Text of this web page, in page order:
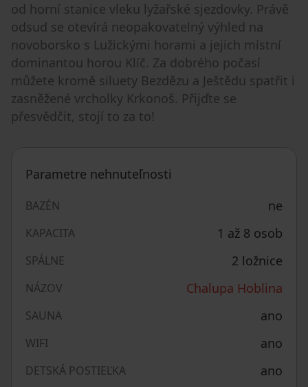
od horní stanice vleku lyžařské sjezdovky. Právě
odsud se otevírá neopakovatelný výhled na
novoborsko s Lužickými horami a jejich místní
dominantou horou Klíč. Za dobrého počasí
můžete kromě siluety Bezdězu a Ještědu spatřit i
zasněžené vrcholky Krkonoš. Přijďte se
přesvědčit, stojí to za to!
Parametre nehnuteľnosti
BAZÉN ne
KAPACITA 1 až 8 osob
SPÁLNE 2 ložnice
NÁZOV Chalupa Hoblina
SAUNA ano
WIFI ano
DETSKÁ POSTIEĽKA ano